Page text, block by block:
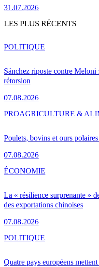
31.07.2026
LES PLUS RÉCENTS
Sánchez riposte contre Meloni
rétorsion
07.08.2026
POLITIQUE
Poulets, bovins et ours
07.08.2026
PROAGRICULTURE &
La « résilience surprenante »
des exportations chinoises
07.08.2026
ÉCONOMIE
Quatre pays européens
POLITIQUE